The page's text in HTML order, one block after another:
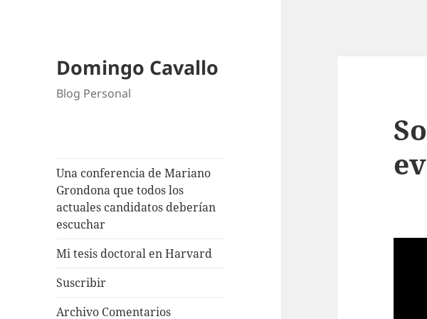
Domingo Cavallo
Blog Personal
Una conferencia de Mariano
Grondona que todos los
actuales candidatos deberían
escuchar
Mi tesis doctoral en Harvard
Suscribir
Archivo Comentarios